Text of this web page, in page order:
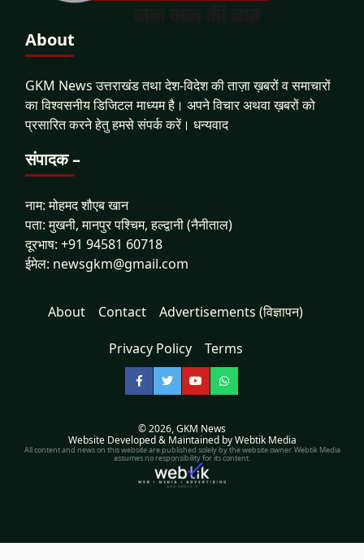
About
GKM News उत्तराखंड तथा देश-विदेश की ताज़ा ख़बरों व समाचारों
का विश्वसनीय डिजिटल माध्यम है। अपने विचार अथवा ख़बरों को
प्रसारित करने हेतु हमसे संपर्क करें। धन्यवाद
संपादक –
नाम: मोहमद शौएब खान
पता: मुखनी, मानपुर पश्चिम, हल्द्वानी (नैनीताल)
दूरभाष: +91 94581 60718
ईमेल: newsgkm@gmail.com
About Contact Advertisements (विज्ञापन)
Privacy Policy Terms
Facebook
TwitterYouTubeWhatsApp
© 2026,GKM News
Website Developed & Maintained by Webtik Media
All content and news on this website are published solely by the website owner. Webtik Media
assumes no responsibility for its content.